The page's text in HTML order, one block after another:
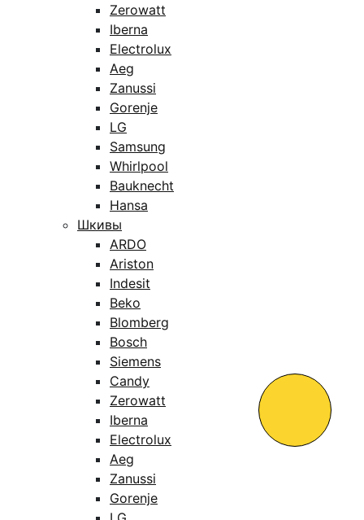
Zerowatt
Iberna
Electrolux
Aeg
Zanussi
Gorenje
LG
Samsung
Whirlpool
Bauknecht
Hansa
Шкивы
ARDO
Ariston
Indesit
Beko
Blomberg
Bosch
Siemens
Candy
Zerowatt
Iberna
Electrolux
Aeg
Zanussi
Gorenje